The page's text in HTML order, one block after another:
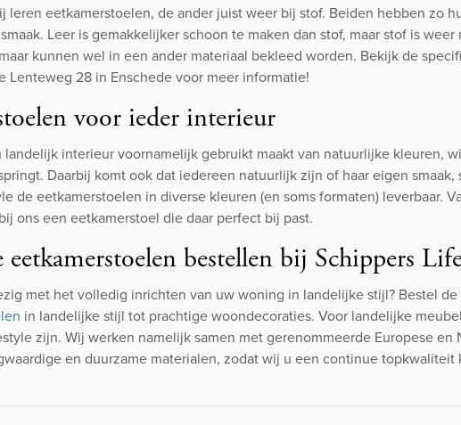
leren eetkamerstoelen, de ander juist weer bij stof. Beiden hebben zo
Leer is gemakkelijker schoon te maken dan stof, maar stof is
kunnen wel in een ander materiaal bekleed worden. Bekijk de
Lenteweg 28 in Enschede voor meer informatie!
voor ieder interieur
landelijk interieur voornamelijk gebruikt maakt van natuurlijke kleuren,
Daarbij komt ook dat iedereen natuurlijk zijn of haar eigen
de eetkamerstoelen in diverse kleuren (en soms formaten) leverbaar.
ons een eetkamerstoel die daar perfect bij past.
bestellen bij Schippers
met het volledig inrichten van uw woning in landelijke stijl? Bestel
in landelijke stijl tot prachtige woondecoraties. Voor landelijke
zijn. Wij werken namelijk samen met gerenommeerde Europese
en duurzame materialen, zodat wij u een continue topkwaliteit